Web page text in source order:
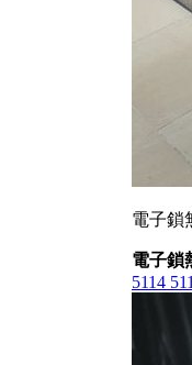
電子鎖
電子鎖
5114